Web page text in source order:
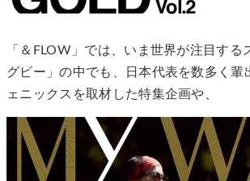
「＆FLOW」では、いま世界が注目する
グビー」の中でも、日本代表を数多く輩
ェニックスを取材した特集企画や、